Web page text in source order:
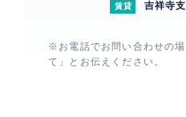
賃貸 吉祥寺
※お電話でお問い合わせの
て」とお伝えください。